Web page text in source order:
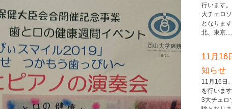
行います
大チェロ
となりま
北、東京
11月16
知らせ
11月16日
を行いま
3大チェロ